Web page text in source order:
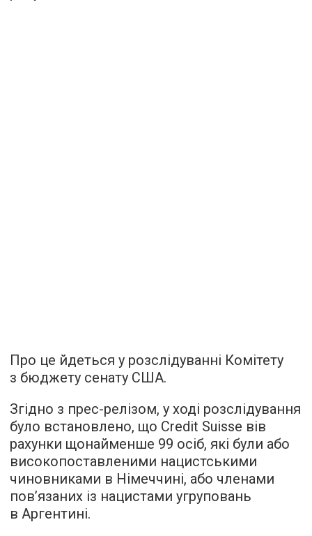
Про це йдеться у розслідуванні Комітету
з бюджету сенату США.
Згідно з прес-релізом, у ході розслідування
було встановлено, що Credit Suisse вів
рахунки щонайменше 99 осіб, які були або
високопоставленими нацистськими
чиновниками в Німеччині, або членами
пов’язаних із нацистами угруповань
в Аргентині.